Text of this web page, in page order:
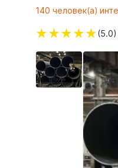
140 человек(а)
★★★★★(5.0)